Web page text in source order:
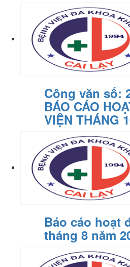
Công văn số:
BÁO CÁO
VIỆN THÁNG
Báo cáo hoạt
tháng 8 năm